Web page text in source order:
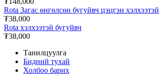
Rota Загас өнгөлсөн бугуйвч цэцгэн хэлхээтэй
₮38,000
Rota хэлхээтэй бугуйвч
₮38,000
Танилцуулга
Бидний тухай
Холбоо барих